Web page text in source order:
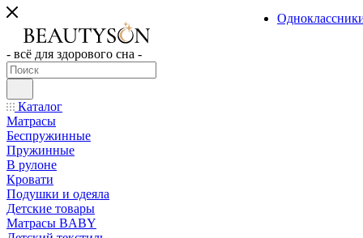
- всё для здорового сна -
Каталог
Матрасы
Беспружинные
Пружинные
В рулоне
Кровати
Подушки и одеяла
Детские товары
Матрасы BABY